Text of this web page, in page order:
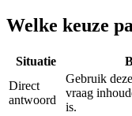
Welke keuze
Situatie
Direct
antwoord
Gebruik
vraag
is.